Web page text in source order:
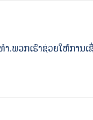
າ​​.ພວກເຮົາຊ່ວຍໃຫ້ກາ